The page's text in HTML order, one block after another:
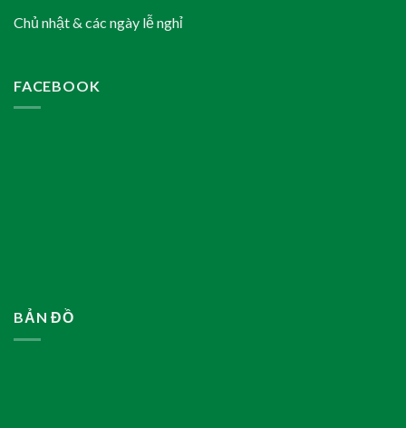
Chủ nhật & các ngày lễ nghỉ
FACEBOOK
BẢN ĐỒ